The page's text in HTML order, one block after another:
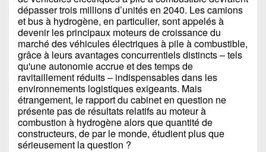
dépasser trois millions d’unités en 2040. Les camions
et bus à hydrogène, en particulier, sont appelés à
devenir les principaux moteurs de croissance du
marché des véhicules électriques à pile à combustible,
grâce à leurs avantages concurrentiels distincts – tels
qu'une autonomie accrue et des temps de
ravitaillement réduits – indispensables dans les
environnements logistiques exigeants. Mais
étrangement, le rapport du cabinet en question ne
présente pas de résultats relatifs au moteur à
combustion à hydrogène alors que quantité de
constructeurs, de par le monde, étudient plus que
sérieusement la question ?